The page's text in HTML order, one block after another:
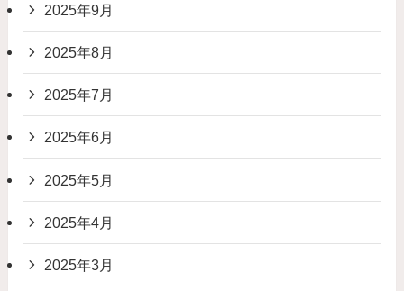
2025年9月
2025年8月
2025年7月
2025年6月
2025年5月
2025年4月
2025年3月